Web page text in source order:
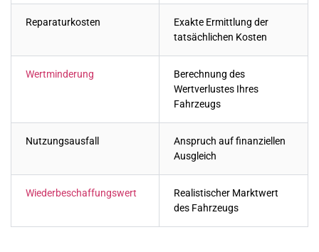
Reparaturkosten
Exakte Ermittlung der
tatsächlichen Kosten
Wertminderung
Berechnung des
Wertverlustes Ihres
Fahrzeugs
Nutzungsausfall
Anspruch auf finanziellen
Ausgleich
Wiederbeschaffungswert
Realistischer Marktwert
des Fahrzeugs